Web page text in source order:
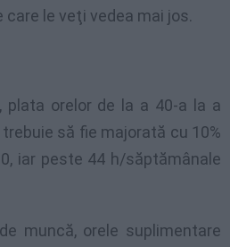
le veţi vedea mai jos.
plata orelor de la a 40-a la a
să fie majorată cu 10%
iar peste 44 h/săptămânale
muncă, orele suplimentare